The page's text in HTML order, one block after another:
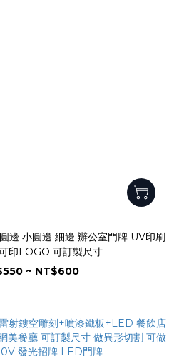
邊 小圓邊 細邊 辦公室門牌 UV印刷
印LOGO 可訂製尺寸
~ NT$600